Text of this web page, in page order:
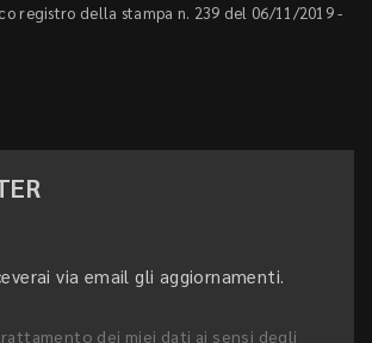
registro della stampa n. 239 del 06/11/2019 -
via email gli aggiornamenti.
dei miei dati ai sensi degli